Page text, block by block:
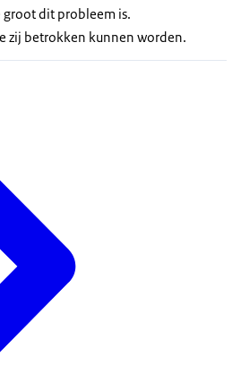
dit probleem is.
zij betrokken kunnen worden.